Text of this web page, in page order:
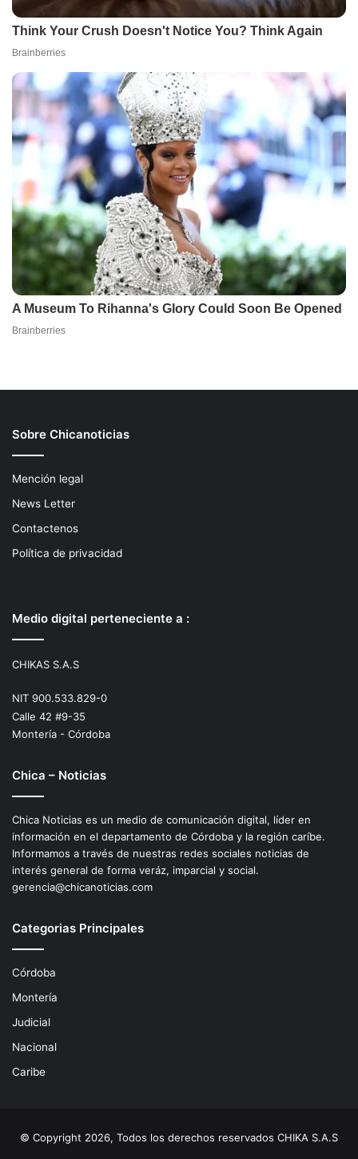
Sobre Chicanoticias
Mención legal
News Letter
Contactenos
Política de privacidad
Medio digital perteneciente a :
CHIKAS S.A.S
NIT 900.533.829-0
Calle 42 #9-35
Montería - Córdoba
Chica – Noticias
Chica Noticias es un medio de comunicación digital, líder en
información en el departamento de Córdoba y la región caríbe.
Informamos a través de nuestras redes sociales noticias de
interés general de forma veráz, imparcial y social.
gerencia@chicanoticias.com
Categorias Principales
Córdoba
Montería
Judicial
Nacional
Caribe
© Copyright 2026, Todos los derechos reservados CHIKA S.A.S